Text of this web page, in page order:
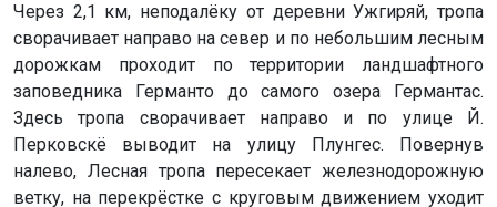
Через 2,1 км, неподалёку от деревни Ужгиряй, тропа
сворачивает направо на север и по небольшим лесным
дорожкам проходит по территории ландшафтного
заповедника Германто до самого озера Германтас.
Здесь тропа сворачивает направо и по улице Й.
Перковскё выводит на улицу Плунгес. Повернув
налево, Лесная тропа пересекает железнодорожную
ветку, на перекрёстке с круговым движением уходит